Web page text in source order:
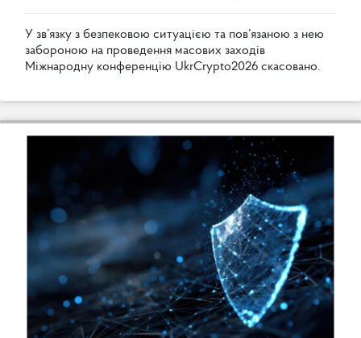
У зв’язку з безпековою ситуацією та пов’язаною з нею
забороною на проведення масових заходів
Міжнародну конференцію UkrCrypto2026 скасовано.